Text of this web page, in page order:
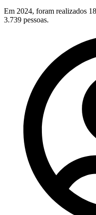
Em 2024, foram realizados
3.739 pessoas.